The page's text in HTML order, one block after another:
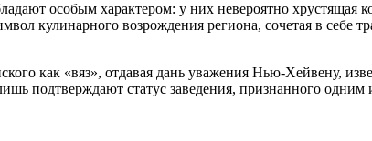
особым характером: у них невероятно хрустящая
кулинарного возрождения региона, сочетая в
как «вяз», отдавая дань уважения Нью-Хейвену,
подтверждают статус заведения, признанного одним